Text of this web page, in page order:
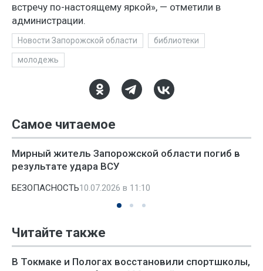
встречу по-настоящему яркой», — отметили в
администрации.
Новости Запорожской области библиотеки
молодежь
Самое читаемое
Мирный житель Запорожской области погиб в
результате удара ВСУ
БЕЗОПАСНОСТЬ10.07.2026 в 11:10
Читайте также
В Токмаке и Пологах восстановили спортшколы,